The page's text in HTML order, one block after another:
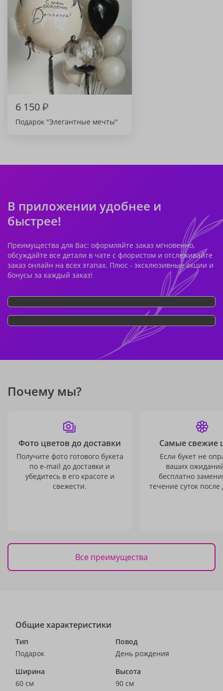
6 150₽
Подарок "Элегантные мечты"
В приложении удобнее и
быстрее!
Преимущества для Вас: оформляйте заказ мгновенно,
обсуждайте все детали в чате с флористом и отслеживайте
заказ онлайн на всех этапах. Плюс - эксклюзивные акции и
бонусы за каждый заказ!
Почему мы?
Фото цветов до доставки
Получите фото готового букета
по e-mail до доставки и
убедитесь в его красоте и
свежести.
Самые свежие
Если букет не
ваших
бесплатно
течение суток после
Все преимущества
Общие характеристики
Тип
Подарок
Повод
День рождения
Ширина
60 см
Высота
90 см